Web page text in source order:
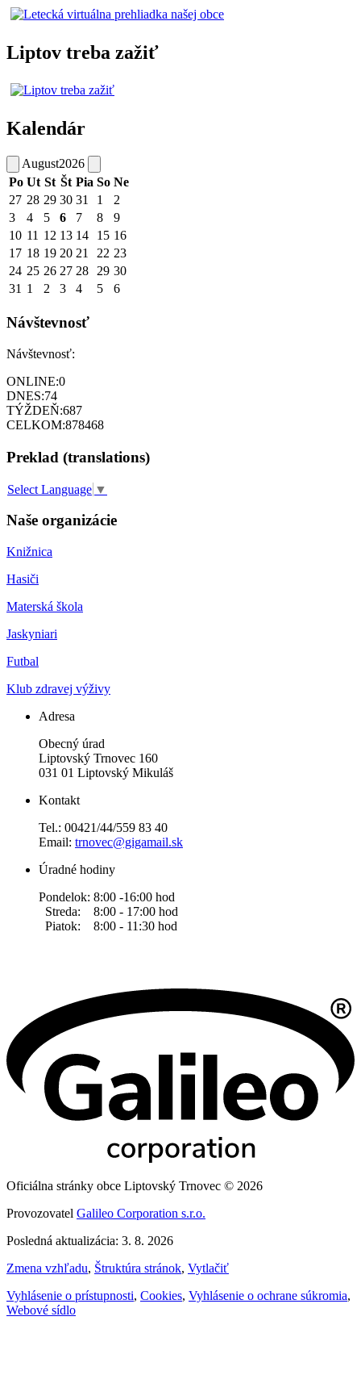
Liptov treba zažiť
Kalendár
August2026
Po Ut St Št Pia So Ne
27 28 29 30 31 1
2
3
4 5 6 7 8
9
10 11 12 13 14 15 16
17 18 19 20 21 22 23
24 25 26 27 28 29 30
31 1 2 3 4 5 6
Návštevnosť
Návštevnosť:
ONLINE:0
DNES:74
TÝŽDEŇ:687
CELKOM:878468
Preklad (translations)
Select Language ▼
Naše organizácie
Knižnica
Hasiči
Materská škola
Jaskyniari
Futbal
Klub zdravej výživy
Adresa
Obecný úrad
Liptovský Trnovec 160
031 01 Liptovský Mikuláš
Kontakt
Tel.: 00421/44/559 83 40
Email: trnovec@gigamail.sk
Úradné hodiny
Pondelok: 8:00 -16:00 hod
Streda: 8:00 - 17:00 hod
Piatok: 8:00 - 11:30 hod
Oficiálna stránky obce Liptovský Trnovec © 2026
Provozovatel Galileo Corporation s.r.o.
Posledná aktualizácia: 3. 8. 2026
Zmena vzhľadu, Štruktúra stránok, Vytlačiť
Vyhlásenie o prístupnosti, Cookies, Vyhlásenie o ochrane súkromia,
Webové sídlo